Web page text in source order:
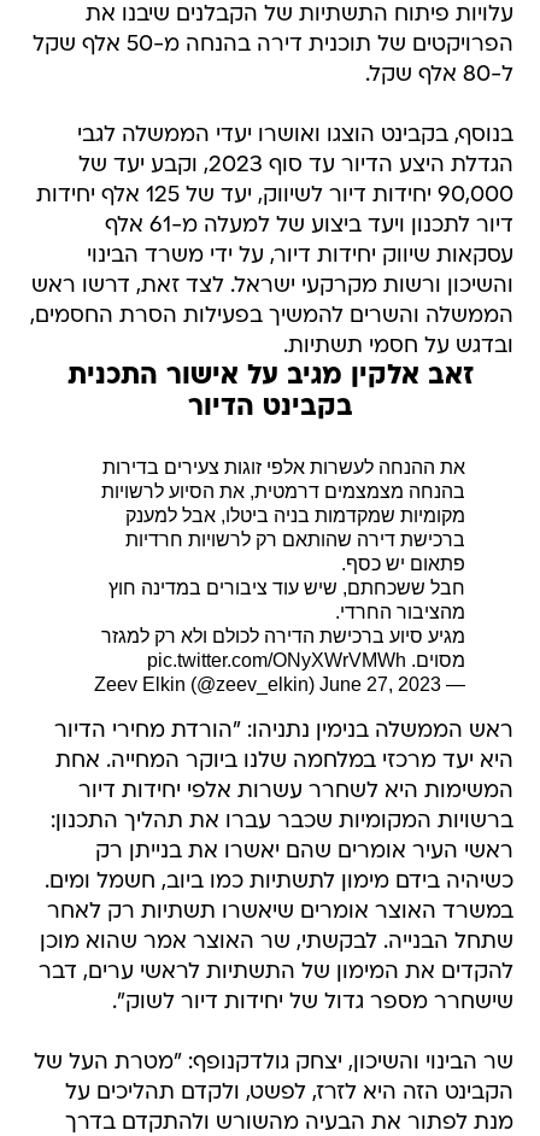
עלויות פיתוח התשתיות של הקבלנים שיבנו את
הפרויקטים של תוכנית דירה בהנחה מ-50 אלף שקל
ל-80 אלף שקל.
בנוסף, בקבינט הוצגו ואושרו יעדי הממשלה לגבי
הגדלת היצע הדיור עד סוף 2023, וקבע יעד של
90,000 יחידות דיור לשיווק, יעד של 125 אלף יחידות
דיור לתכנון ויעד ביצוע של למעלה מ-61 אלף
עסקאות שיווק יחידות דיור, על ידי משרד הבינוי
והשיכון ורשות מקרקעי ישראל. לצד זאת, דרשו ראש
הממשלה והשרים להמשיך בפעילות הסרת החסמים,
ובדגש על חסמי תשתיות.
זאב אלקין מגיב על אישור התכנית
בקבינט הדיור
את ההנחה לעשרות אלפי זוגות צעירים בדירות
בהנחה מצמצמים דרמטית, את הסיוע לרשויות
מקומיות שמקדמות בניה ביטלו, אבל למענק
ברכישת דירה שהותאם רק לרשויות חרדיות
פתאום יש כסף.
חבל ששכחתם, שיש עוד ציבורים במדינה חוץ
מהציבור החרדי.
מגיע סיוע ברכישת הדירה לכולם ולא רק למגזר
מסוים. pic.twitter.com/ONyXWrVMWh
— Zeev Elkin (@zeev_elkin)
June 27, 2023
ראש הממשלה בנימין נתניהו: "הורדת מחירי הדיור
היא יעד מרכזי במלחמה שלנו ביוקר המחייה. אחת
המשימות היא לשחרר עשרות אלפי יחידות דיור
ברשויות המקומיות שכבר עברו את תהליך התכנון:
ראשי העיר אומרים שהם יאשרו את בנייתן רק
כשיהיה בידם מימון לתשתיות כמו ביוב, חשמל ומים.
במשרד האוצר אומרים שיאשרו תשתיות רק לאחר
שתחל הבנייה. לבקשתי, שר האוצר אמר שהוא מוכן
להקדים את המימון של התשתיות לראשי ערים, דבר
שישחרר מספר גדול של יחידות דיור לשוק".
שר הבינוי והשיכון, יצחק גולדקנופף: "מטרת העל של
הקבינט הזה היא לזרז, לפשט, ולקדם תהליכים על
מנת לפתור את הבעיה מהשורש ולהתקדם בדרך